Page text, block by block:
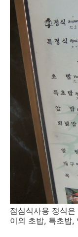
점심식사용 정식
이외 초밥, 특초밥,